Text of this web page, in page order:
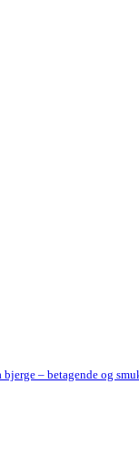
– betagende og